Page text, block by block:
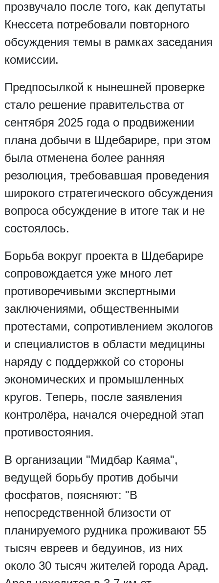
прозвучало после того, как депутаты
Кнессета потребовали повторного
обсуждения темы в рамках заседания
комиссии.
Предпосылкой к нынешней проверке
стало решение правительства от
сентября 2025 года о продвижении
плана добычи в Шдебарире, при этом
была отменена более ранняя
резолюция, требовавшая проведения
широкого стратегического обсуждения
вопроса обсуждение в итоге так и не
состоялось.
Борьба вокруг проекта в Шдебарире
сопровождается уже много лет
противоречивыми экспертными
заключениями, общественными
протестами, сопротивлением экологов
и специалистов в области медицины
наряду с поддержкой со стороны
экономических и промышленных
кругов. Теперь, после заявления
контролёра, начался очередной этап
противостояния.
В организации "Мидбар Каяма",
ведущей борьбу против добычи
фосфатов, поясняют: "В
непосредственной близости от
планируемого рудника проживают 55
тысяч евреев и бедуинов, из них
около 30 тысяч жителей города Арад.